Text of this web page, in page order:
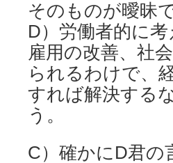
そのものが曖昧
D）労働者的に
雇用の改善、社
られるわけで、
すれば解決する
う。
C）確かにD君の